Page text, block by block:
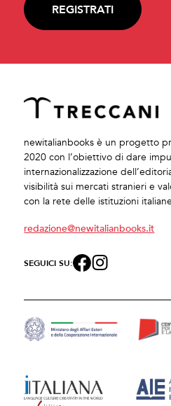
REGISTRATI
newitalianbooks è un progetto
2020 con l’obiettivo di dare
internazionalizzazione
visibilità sui mercati stranieri e
con la rete delle istituzioni
redazione@newitalianbooks.it
SEGUICI SU: